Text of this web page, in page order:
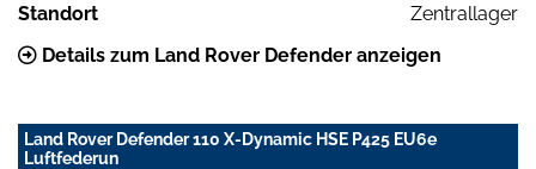
Standort
Zentrallager
Details zum Land Rover Defender anzeigen
Land Rover Defender 110 X-Dynamic HSE P425 EU6e
Luftfederun